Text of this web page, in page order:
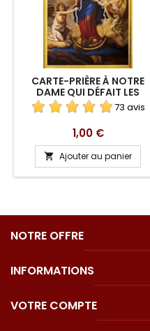
CARTE-PRIÈRE À NOTRE
DAME QUI DÉFAIT LES
NOEUDS 73 avis
Prix
1,00 €
 Ajouter au panier
NOTRE OFFRE
INFORMATIONS
VOTRE COMPTE